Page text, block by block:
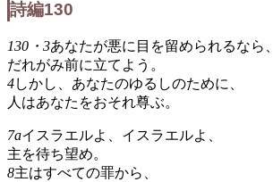
詩編130
130・3あなたが悪に目を留められるなら、
だれがみ前に立てよう。
4しかし、あなたのゆるしのために、
人はあなたをおそれ尊ぶ。
7aイスラエルよ、イスラエルよ、
主を待ち望め。
8主はすべての罪から、